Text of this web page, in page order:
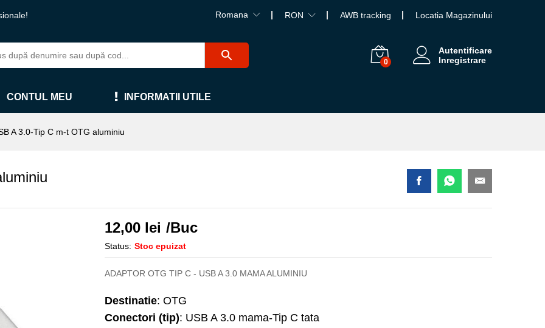
Romana RON AWB tracking Locatia Magazinului
0
Autentificare
Inregistrare
CONTUL MEU INFORMATII UTILE
A 3.0-Tip C m-t OTG aluminiu
12,00 lei /Buc
Status: Stoc epuizat
ADAPTOR OTG TIP C - USB A 3.0 MAMA ALUMINIU
Destinatie: OTG
Conectori (tip): USB A 3.0 mama-Tip C tata